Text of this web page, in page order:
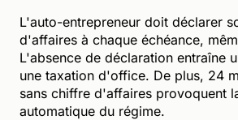
L'auto-entrepreneur doit déclarer
d'affaires à chaque échéance,
L'absence de déclaration entraîne
une taxation d'office. De plus, 24
sans chiffre d'affaires provoquent
automatique du régime.